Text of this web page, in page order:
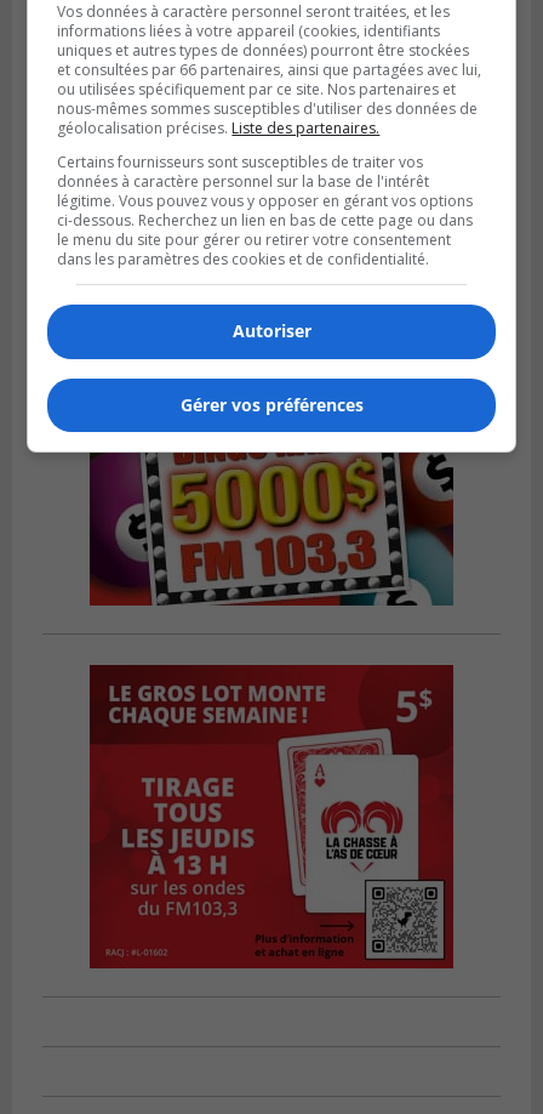
VIEUX-LONGUEUIL
Publié le 31 juillet 2026 à 14h20
Le RTL dévoile sa nouvelle flotte de
transport adapté
Vos données à caractère personnel seront traitées, et les
informations liées à votre appareil (cookies, identifiants
uniques et autres types de données) pourront être stockées
et consultées par 66 partenaires, ainsi que partagées avec lui,
ou utilisées spécifiquement par ce site. Nos partenaires et
nous-mêmes sommes susceptibles d'utiliser des données de
géolocalisation précises. Liste des partenaires.
Certains fournisseurs sont susceptibles de traiter vos
données à caractère personnel sur la base de l'intérêt
légitime. Vous pouvez vous y opposer en gérant vos options
ci-dessous. Recherchez un lien en bas de cette page ou dans
le menu du site pour gérer ou retirer votre consentement
dans les paramètres des cookies et de confidentialité.
Autoriser
Gérer vos préférences